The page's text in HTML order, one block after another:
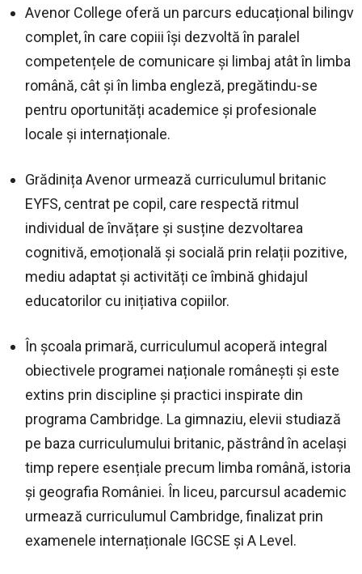
Avenor College oferă un parcurs educațional bilingv
complet, în care copiii își dezvoltă în paralel
competențele de comunicare și limbaj atât în limba
română, cât și în limba engleză, pregătindu-se
pentru oportunități academice și profesionale
locale și internaționale.
Grădinița Avenor urmează curriculumul britanic
EYFS, centrat pe copil, care respectă ritmul
individual de învățare și susține dezvoltarea
cognitivă, emoțională și socială prin relații pozitive,
mediu adaptat și activități ce îmbină ghidajul
educatorilor cu inițiativa copiilor.
În școala primară, curriculumul acoperă integral
obiectivele programei naționale românești și este
extins prin discipline și practici inspirate din
programa Cambridge. La gimnaziu, elevii studiază
pe baza curriculumului britanic, păstrând în același
timp repere esențiale precum limba română, istoria
și geografia României. În liceu, parcursul academic
urmează curriculumul Cambridge, finalizat prin
examenele internaționale IGCSE și A Level.